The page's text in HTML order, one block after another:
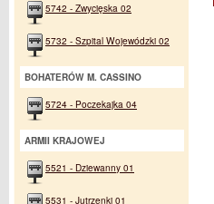
5742 - Zwycięska 02
5732 - Szpital Wojewódzki 02
BOHATERÓW M. CASSINO
5724 - Poczekajka 04
ARMII KRAJOWEJ
5521 - Dziewanny 01
5531 - Jutrzenki 01